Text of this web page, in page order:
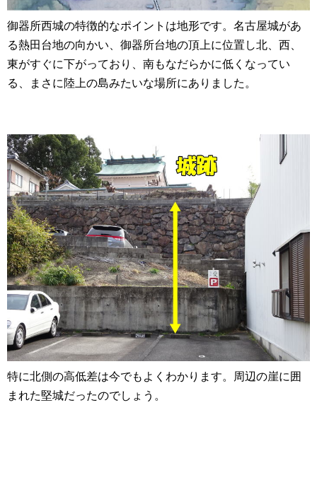
御器所西城の特徴的なポイントは地形です。名古屋城があ
る熱田台地の向かい、御器所台地の頂上に位置し北、西、
東がすぐに下がっており、南もなだらかに低くなってい
る、まさに陸上の島みたいな場所にありました。
特に北側の高低差は今でもよくわかります。周辺の崖に囲
まれた堅城だったのでしょう。